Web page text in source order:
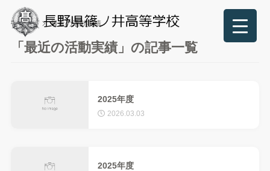
TOP 最近の活動実績
「最近の活動実績」の記事一覧
2025年度
2026.03.03
2025年度